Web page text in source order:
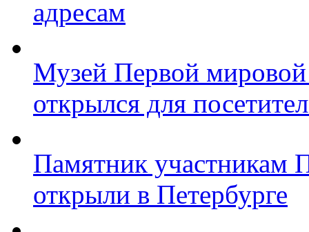
адресам
Музей Первой
открылся для
Памятник участникам
открыли в Петербурге